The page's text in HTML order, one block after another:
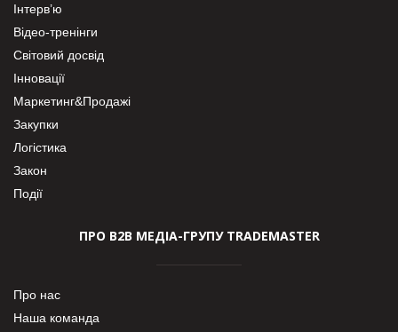
Інтерв’ю
Відео-тренінги
Світовий досвід
Інновації
Маркетинг&Продажі
Закупки
Логістика
Закон
Події
ПРО В2В МЕДІА-ГРУПУ TRADEMASTER
Про нас
Наша команда